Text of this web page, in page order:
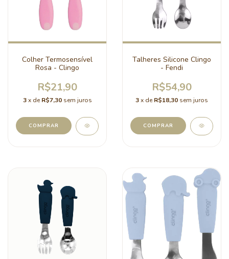
Colher Termosensível
Rosa - Clingo
R$21,90
3 x de R$7,30 sem juros
COMPRAR
Talheres Silicone Clingo
- Fendi
R$54,90
3x de R$18,30 sem juros